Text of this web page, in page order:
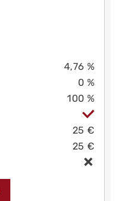
4,76 %
0 %
100 %
25 €
25 €